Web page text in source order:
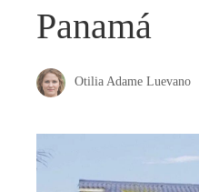
Panamá
Otilia Adame Luevano